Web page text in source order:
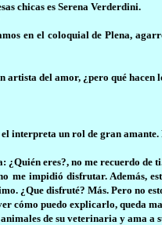
chicas es Serena Verderdini.
en el coloquial de Plena,
artista del amor, ¿pero qué hacen
el interpreta un rol de gran
eres?, no me recuerdo de
me impidió disfrutar. Además,
¿Que disfruté? Más. Pero no
cómo puedo explicarlo, queda
de su veterinaria y ama a